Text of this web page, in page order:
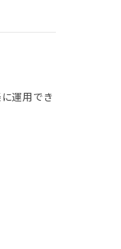
運用でき